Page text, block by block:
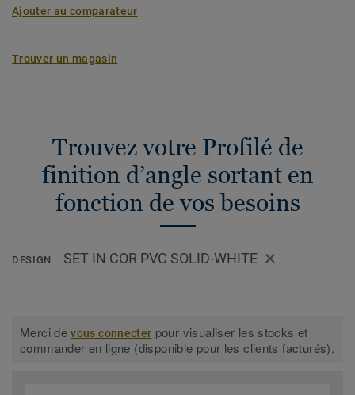
Ajouter au comparateur
Trouver un magasin
Trouvez votre Profilé de
finition d’angle sortant en
fonction de vos besoins
DESIGN SET IN COR PVC SOLID-WHITE
Merci devous connecter pour visualiser les stocks et
commander en ligne (disponible pour les clients facturés).